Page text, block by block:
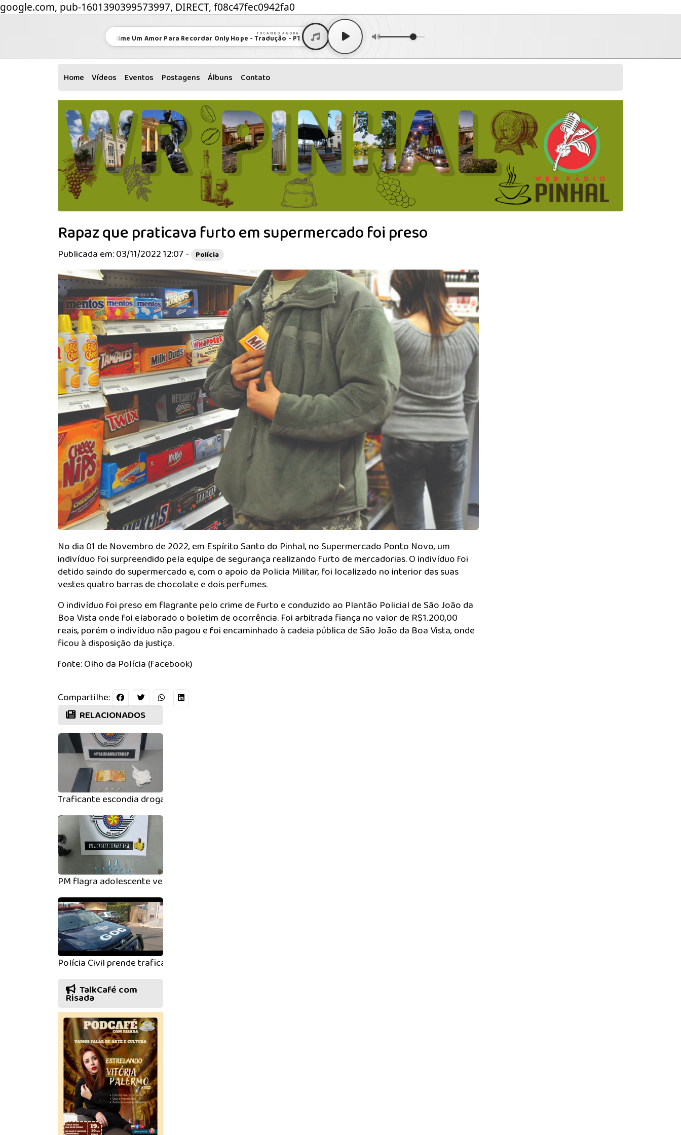
google.com, pub-1601390399573997, DIRECT, f08c47fec0942fa0
TOCANDO AGORA
Tema do filme Um Amor Para Recordar Only Hope - Tradução - PT-BRMP3 • Tema do filme Um Amor Para Recordar Only Hope - Tradução - PT-BRMP3
Home Vídeos Eventos Postagens Álbuns Contato
Rapaz que praticava furto em supermercado foi preso
Publicada em: 03/11/2022 12:07 - Polícia
No dia 01 de Novembro de 2022, em Espírito Santo do Pinhal, no Supermercado Ponto Novo, um
indivíduo foi surpreendido pela equipe de segurança realizando furto de mercadorias. O indivíduo foi
detido saindo do supermercado e, com o apoio da Policia Militar, foi localizado no interior das suas
vestes quatro barras de chocolate e dois perfumes.
O indivíduo foi preso em flagrante pelo crime de furto e conduzido ao Plantão Policial de São João da
Boa Vista onde foi elaborado o boletim de ocorrência. Foi arbitrada fiança no valor de R$1.200,00
reais, porém o indivíduo não pagou e foi encaminhado à cadeia pública de São João da Boa Vista, onde
ficou à disposição da justiça.
fonte: Olho da Polícia (facebook)
Compartilhe:
RELACIONADOS
Traficante escondia drogas em árvore no Centenário
PM flagra adolescente vendendo drogas no Hélio Leite
Polícia Civil prende traficante que escondia crack na cueca e maconha na geladeira
TalkCafé com
Risada